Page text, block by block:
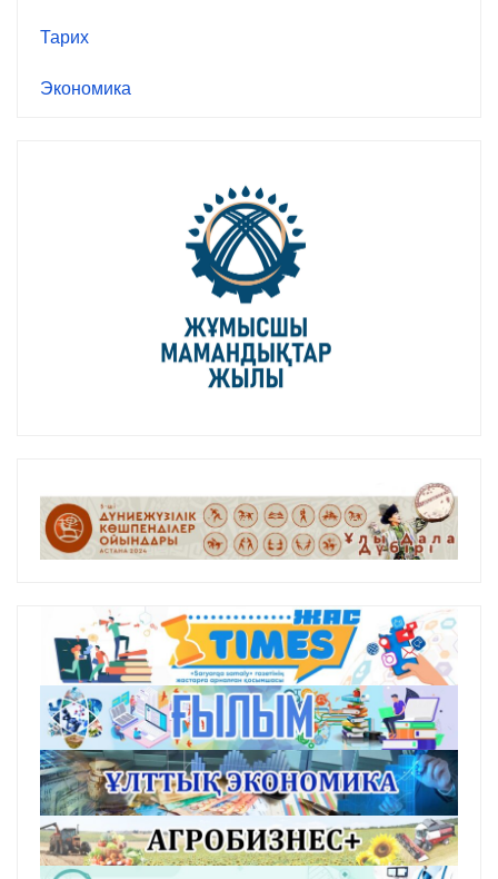
Тарих
Экономика